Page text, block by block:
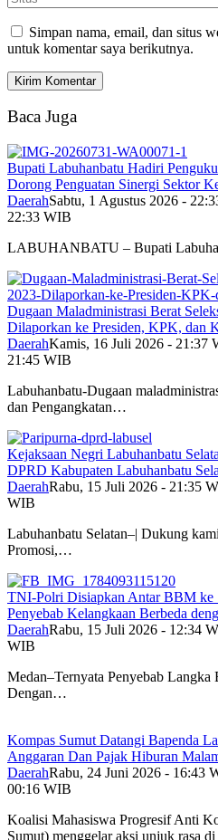
Simpan nama, email, dan situs
untuk komentar saya berikutnya.
Baca Juga
Bupati Labuhanbatu Hadiri
Dorong Penguatan Sinergi Sektor
DaerahSabtu, 1 Agustus 2026 -
22:33 WIB
LABUHANBATU – Bupati
Dugaan Maladministrasi Berat
Dilaporkan ke Presiden, KPK, dan
DaerahKamis, 16 Juli 2026 - 21:37
21:45 WIB
Labuhanbatu-Dugaan
dan Pengangkatan…
Kejaksaan Negri Labuhanbatu
DPRD Kabupaten Labuhanbatu
DaerahRabu, 15 Juli 2026 - 21:35
WIB
Labuhanbatu Selatan–| Dukung
Promosi,…
TNI-Polri Disiapkan Antar BBM ke
Penyebab Kelangkaan Berbeda
DaerahRabu, 15 Juli 2026 - 12:34
WIB
Medan–Ternyata Penyebab
Dengan…
Kompas Sumut Datangi Bapenda
Anggaran Dan Pajak Hiburan
DaerahRabu, 24 Juni 2026 - 16:43
00:16 WIB
Koalisi Mahasiswa Progresif Anti
Sumut) menggelar aksi unjuk rasa